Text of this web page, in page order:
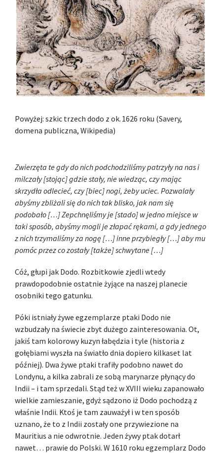
Powyżej: szkic trzech dodo z ok. 1626 roku (Savery,
domena publiczna, Wikipedia)
Zwierzęta te gdy do nich podchodziliśmy patrzyły na nas i
milczały [stojąc] gdzie stały, nie wiedząc, czy mając
skrzydła odlecieć, czy [biec] nogi, żeby uciec. Pozwalały
abyśmy zbliżali się do nich tak blisko, jak nam się
podobało […] Zepchnęliśmy je [stado] w jedno miejsce w
taki sposób, abyśmy mogli je złapać rękami, a gdy jednego
z nich trzymaliśmy za nogę […] inne przybiegły […] aby mu
pomóc przez co zostały [także] schwytane […]
Cóż, głupi jak Dodo. Rozbitkowie zjedli wtedy
prawdopodobnie ostatnie żyjące na naszej planecie
osobniki tego gatunku.
Póki istniały żywe egzemplarze ptaki Dodo nie
wzbudzały na świecie zbyt dużego zainteresowania. Ot,
jakiś tam kolorowy kuzyn łabędzia i tyle (historia z
gołębiami wyszła na światło dnia dopiero kilkaset lat
później). Dwa żywe ptaki trafiły podobno nawet do
Londynu, a kilka zabrali ze sobą marynarze płynący do
Indii – i tam sprzedali. Stąd też w XVIII wieku zapanowało
wielkie zamieszanie, gdyż sądzono iż Dodo pochodzą z
właśnie Indii. Ktoś je tam zauważył i w ten sposób
uznano, że to z Indii zostały one przywiezione na
Mauritius a nie odwrotnie. Jeden żywy ptak dotarł
nawet… prawie do Polski. W 1610 roku egzemplarz Dodo